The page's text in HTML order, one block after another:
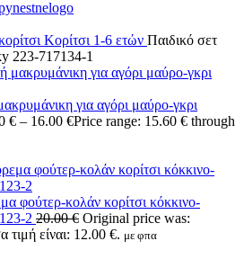
Κορίτσι 1-6 ετών Παιδικό σετ
223-717134-1
για αγόρι μαύρο-γκρι
€ – 16.00 €Price range: 15.60 € through
φούτερ-κολάν κορίτσι κόκκινο-
2 20.00€ Original price was:
τιμή είναι: 12.00 €. με φπα